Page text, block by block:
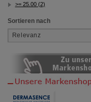
>= 25.00 (2)
Sortieren nach